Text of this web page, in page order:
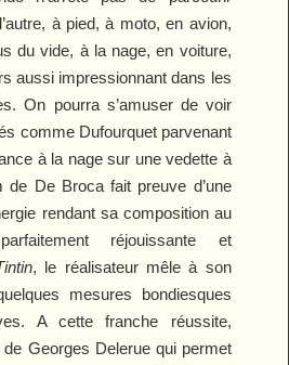
à pied, à moto, en avion,
du vide, à la nage, en voiture,
aussi impressionnant dans les
On pourra s’amuser de voir
comme Dufourquet parvenant
à la nage sur une vedette à
de De Broca fait preuve d’une
rendant sa composition au
réjouissante et
, le réalisateur mêle à son
mesures bondiesques
A cette franche réussite,
Georges Delerue qui permet